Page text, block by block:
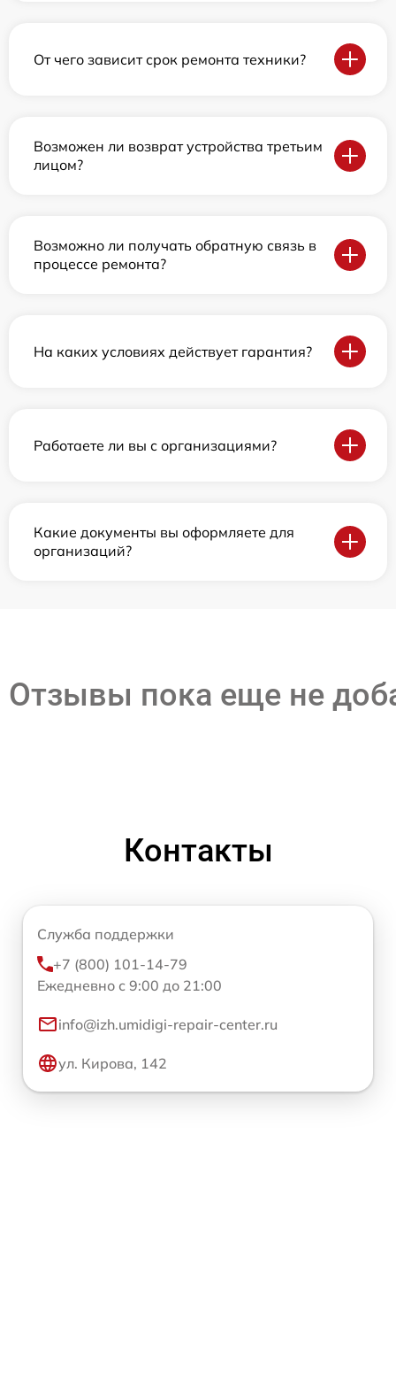
От чего зависит срок ремонта техники?
Возможен ли возврат устройства третьим
лицом?
Возможно ли получать обратную связь в
процессе ремонта?
На каких условиях действует гарантия?
Работаете ли вы с организациями?
Какие документы вы оформляете для
организаций?
Отзывы пока еще не
Контакты
Служба поддержки
+7 (800) 101-14-79
Ежедневно с 9:00 до 21:00
info@izh.umidigi-repair-center.ru
ул. Кирова, 142